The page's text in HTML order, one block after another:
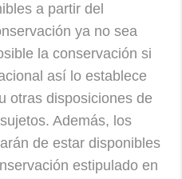
a partir del
ya no sea
la conservación si
así lo establece
otras disposiciones de
Además, los
de estar disponibles
estipulado en